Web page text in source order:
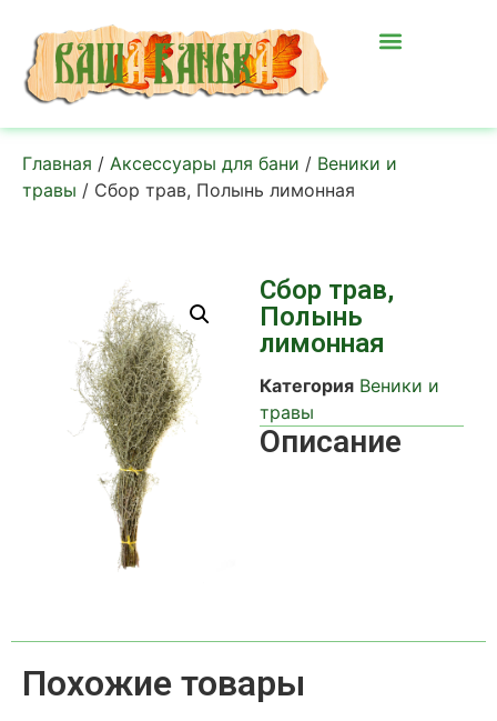
Главная / Аксессуары для бани / Веники и
травы / Сбор трав, Полынь лимонная
Сбор трав,
Полынь
лимонная
Категория Веники и
травы
Описание
Похожие товары